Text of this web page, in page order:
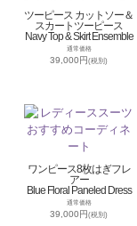
ツーピース カットソー＆
スカートツーピース
Navy Top & Skirt Ensemble
通常価格
39,000円(税別)
ワンピース8枚はぎフレ
アー
Blue Floral Paneled Dress
通常価格
39,000円(税別)